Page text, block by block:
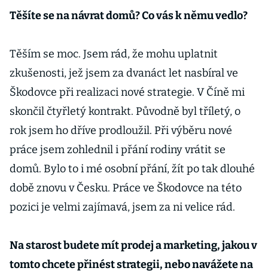
Těšíte se na návrat domů? Co vás k němu vedlo?
Těším se moc. Jsem rád, že mohu uplatnit
zkušenosti, jež jsem za dvanáct let nasbíral ve
Škodovce při realizaci nové strategie. V Číně mi
skončil čtyřletý kontrakt. Původně byl tříletý, o
rok jsem ho dříve prodloužil. Při výběru nové
práce jsem zohlednil i přání rodiny vrátit se
domů. Bylo to i mé osobní přání, žít po tak dlouhé
době znovu v Česku. Práce ve Škodovce na této
pozici je velmi zajímavá, jsem za ni velice rád.
Na starost budete mít prodej a marketing, jakou v
tomto chcete přinést strategii, nebo navážete na